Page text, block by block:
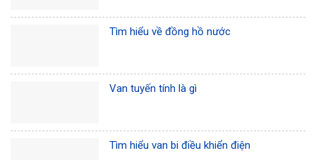
Tìm hiểu về đồng hồ nước
Van tuyến tính là gì
Tìm hiểu van bi điều khiển điện